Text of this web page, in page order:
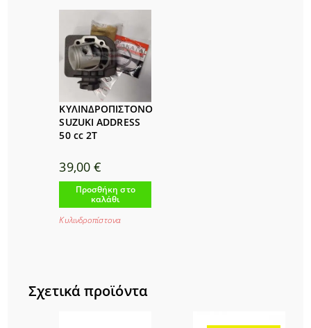
ΚΥΛΙΝΔΡΟΠΙΣΤΟΝΟ
SUZUKI ADDRESS
50 cc 2T
39,00€
Προσθήκη στο
καλάθι
Κυλινδροπίστονα
Σχετικά προϊόντα